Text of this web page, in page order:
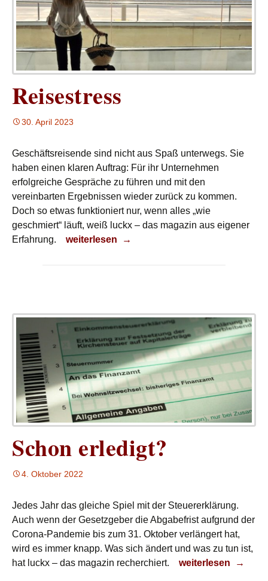
Reisestress
30. April 2023
Geschäftsreisende sind nicht aus Spaß unterwegs. Sie
haben einen klaren Auftrag: Für ihr Unternehmen
erfolgreiche Gespräche zu führen und mit den
vereinbarten Ergebnissen wieder zurück zu kommen.
Doch so etwas funktioniert nur, wenn alles „wie
geschmiert“ läuft, weiß luckx – das magazin aus eigener
Erfahrung.
Reisestress
weiterlesen →
Schon erledigt?
4. Oktober 2022
Jedes Jahr das gleiche Spiel mit der Steuererklärung.
Auch wenn der Gesetzgeber die Abgabefrist aufgrund der
Corona-Pandemie bis zum 31. Oktober verlängert hat,
wird es immer knapp. Was sich ändert und was zu tun ist,
hat luckx – das magazin recherchiert.
Schon erledigt?
weiterlesen →